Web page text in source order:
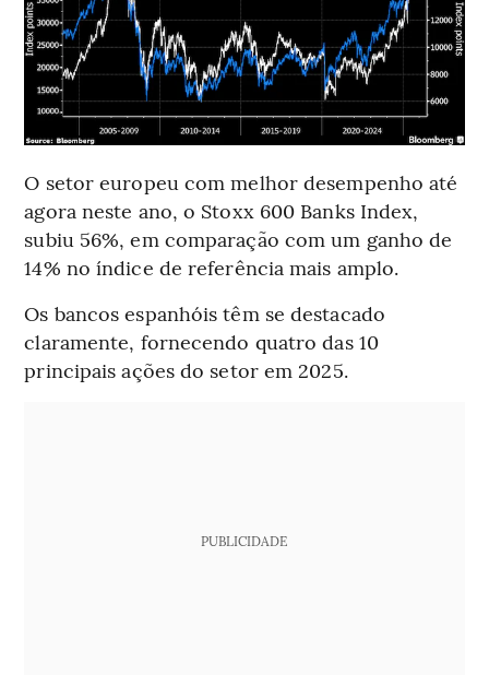
O setor europeu com melhor desempenho até
agora neste ano, o Stoxx 600 Banks Index,
subiu 56%, em comparação com um ganho de
14% no índice de referência mais amplo.
Os bancos espanhóis têm se destacado
claramente, fornecendo quatro das 10
principais ações do setor em 2025.
PUBLICIDADE